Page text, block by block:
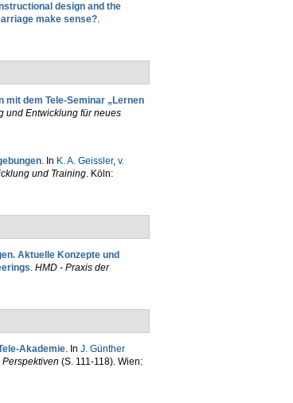
design and the
make sense?.
mit dem Tele-Seminar „Lernen
und Entwicklung für neues
. In K. A. Geissler, v.
und Training. Köln:
Aktuelle Konzepte und
. HMD - Praxis der
Akademie. In J. Günther
(S. 111-118). Wien: